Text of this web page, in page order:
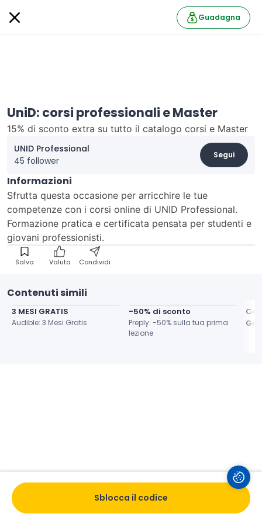
Guadagna
UniD: corsi professionali e Master
15% di sconto extra su tutto il catalogo corsi e Master
UNID Professional
45 follower
Segui
Informazioni
Sfrutta questa occasione per arricchire le tue
competenze con i corsi online di UNID Professional.
Formazione pratica e certificata pensata per studenti e
giovani professionisti.
Salva Valuta Condividi
Contenuti simili
3 MESI GRATIS
Audible: 3 Mesi Gratis
-50% di sconto
Preply: -50% sulla tua prima
lezione
Sblocca il codice